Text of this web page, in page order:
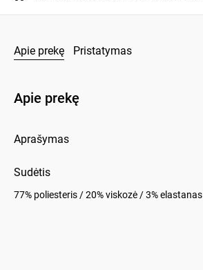
Apie prekę Pristatymas
Apie prekę
Aprašymas
Sudėtis
77% poliesteris / 20% viskozė / 3% elastanas